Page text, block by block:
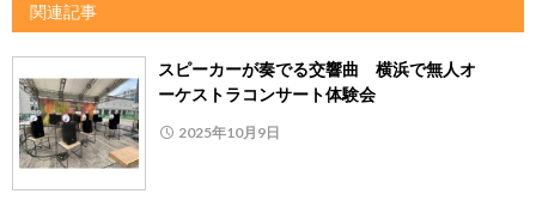
関連記事
スピーカーが奏でる交響曲 横浜で無人オ
ーケストラコンサート体験会
2025年10月9日